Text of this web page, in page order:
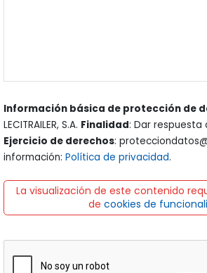
Información básica de protección de
LECITRAILER, S.A. Finalidad: Dar respuesta
Ejercicio de derechos:
información: Política de privacidad.
La visualización de este contenido
de cookies de